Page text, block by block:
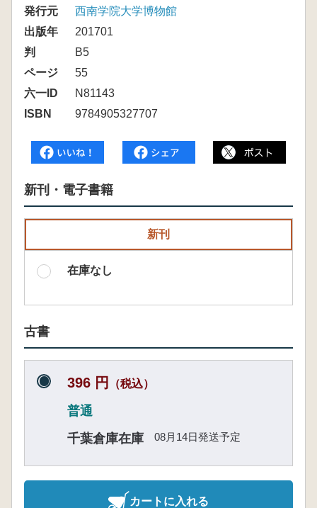
発行元
西南学院大学博物館
出版年
201701
判
B5
ページ
55
六一ID
N81143
ISBN
9784905327707
新刊・電子書籍
新刊
在庫なし
古書
396 円 （税込）
普通
千葉倉庫在庫
08月14日発送予定
カートに入れる